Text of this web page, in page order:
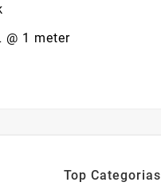
@ 1 meter
Top Categorias